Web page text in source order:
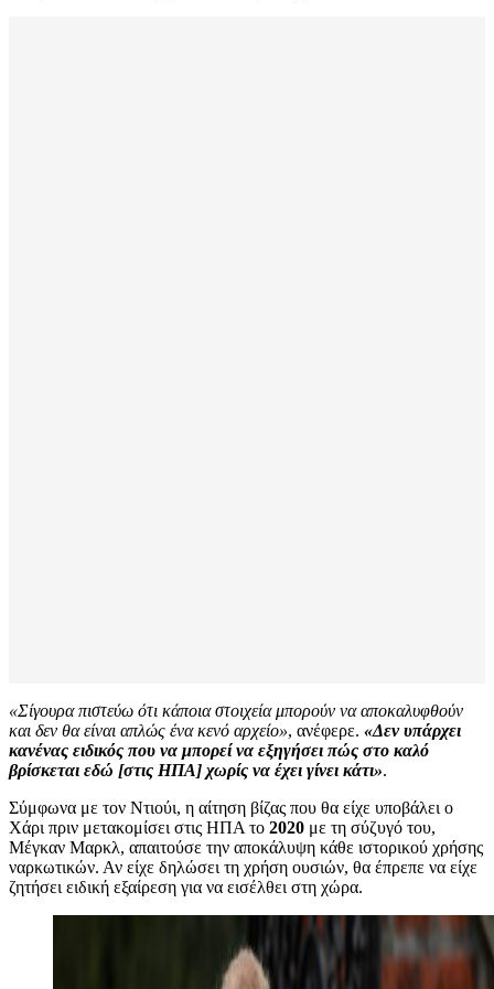
«Σίγουρα πιστεύω ότι κάποια στοιχεία μπορούν να αποκαλυφθούν
και δεν θα είναι απλώς ένα κενό αρχείο», ανέφερε. «Δεν υπάρχει
κανένας ειδικός που να μπορεί να εξηγήσει πώς στο καλό
βρίσκεται εδώ [στις ΗΠΑ] χωρίς να έχει γίνει κάτι».
Σύμφωνα με τον Ντιούι, η αίτηση βίζας που θα είχε υποβάλει ο
Χάρι πριν μετακομίσει στις ΗΠΑ το 2020 με τη σύζυγό του,
Μέγκαν Μαρκλ, απαιτούσε την αποκάλυψη κάθε ιστορικού χρήσης
ναρκωτικών. Αν είχε δηλώσει τη χρήση ουσιών, θα έπρεπε να είχε
ζητήσει ειδική εξαίρεση για να εισέλθει στη χώρα.